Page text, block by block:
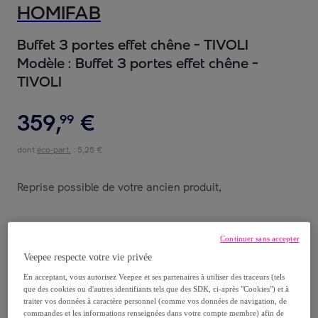
HOMIFAB
Buffet 3 portes effet chêne - TIVOLI
Modèle : Buffet 3 portes effet chêne -
TIVOLI
359,99 €
dont éco-part. : 5,25 €
Reprise possible de votre ancien produit,
voir les conditions.
Vendu parHomifab
Veepee respecte votre vie privée
En acceptant, vous autorisez Veepee et ses partenaires à utiliser des traceurs (tels
que des cookies ou d'autres identifiants tels que des SDK, ci-après "Cookies") et à
traiter vos données à caractère personnel (comme vos données de navigation, de
commandes et les informations renseignées dans votre compte membre) afin de
Continuer sans accepter